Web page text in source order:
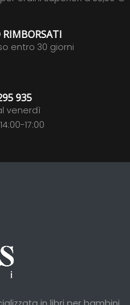
entro 30 giorni
935
venerdì
17:00